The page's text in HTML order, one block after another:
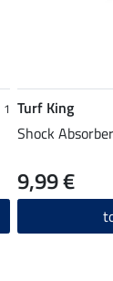
1 Turf King
Shock
9,99 €